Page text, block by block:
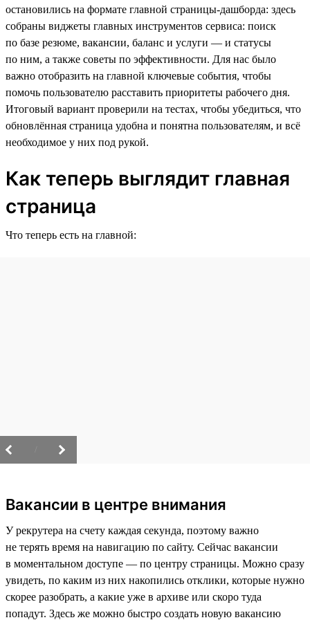
остановились на формате главной страницы-дашборда: здесь
собраны виджеты главных инструментов сервиса: поиск
по базе резюме, вакансии, баланс и услуги — и статусы
по ним, а также советы по эффективности. Для нас было
важно отобразить на главной ключевые события, чтобы
помочь пользователю расставить приоритеты рабочего дня.
Итоговый вариант проверили на тестах, чтобы убедиться, что
обновлённая страница удобна и понятна пользователям, и всё
необходимое у них под рукой.
Как теперь выглядит главная
страница
Что теперь есть на главной:
Вакансии в центре внимания
У рекрутера на счету каждая секунда, поэтому важно
не терять время на навигацию по сайту. Сейчас вакансии
в моментальном доступе — по центру страницы. Можно сразу
увидеть, по каким из них накопились отклики, которые нужно
скорее разобрать, а какие уже в архиве или скоро туда
попадут. Здесь же можно быстро создать новую вакансию